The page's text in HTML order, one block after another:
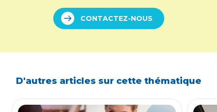
CONTACTEZ-NOUS
D'autres articles sur cette thématique